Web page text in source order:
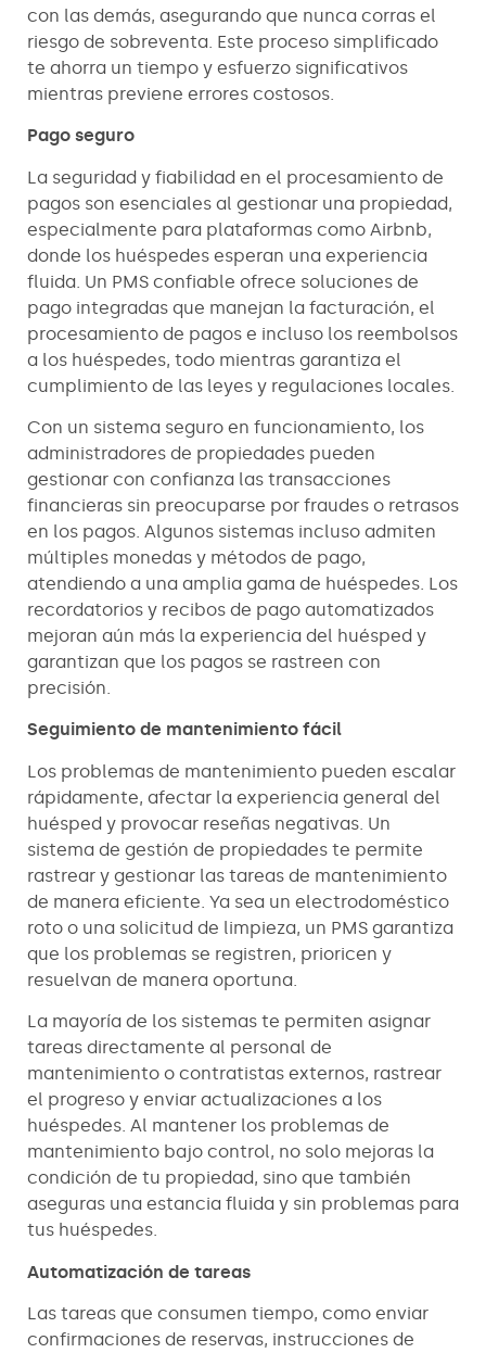
con las demás, asegurando que nunca corras el
riesgo de sobreventa. Este proceso simplificado
te ahorra un tiempo y esfuerzo significativos
mientras previene errores costosos.
Pago seguro
La seguridad y fiabilidad en el procesamiento de
pagos son esenciales al gestionar una propiedad,
especialmente para plataformas como Airbnb,
donde los huéspedes esperan una experiencia
fluida. Un PMS confiable ofrece soluciones de
pago integradas que manejan la facturación, el
procesamiento de pagos e incluso los reembolsos
a los huéspedes, todo mientras garantiza el
cumplimiento de las leyes y regulaciones locales.
Con un sistema seguro en funcionamiento, los
administradores de propiedades pueden
gestionar con confianza las transacciones
financieras sin preocuparse por fraudes o retrasos
en los pagos. Algunos sistemas incluso admiten
múltiples monedas y métodos de pago,
atendiendo a una amplia gama de huéspedes. Los
recordatorios y recibos de pago automatizados
mejoran aún más la experiencia del huésped y
garantizan que los pagos se rastreen con
precisión.
Seguimiento de mantenimiento fácil
Los problemas de mantenimiento pueden escalar
rápidamente, afectar la experiencia general del
huésped y provocar reseñas negativas. Un
sistema de gestión de propiedades te permite
rastrear y gestionar las tareas de mantenimiento
de manera eficiente. Ya sea un electrodoméstico
roto o una solicitud de limpieza, un PMS garantiza
que los problemas se registren, prioricen y
resuelvan de manera oportuna.
La mayoría de los sistemas te permiten asignar
tareas directamente al personal de
mantenimiento o contratistas externos, rastrear
el progreso y enviar actualizaciones a los
huéspedes. Al mantener los problemas de
mantenimiento bajo control, no solo mejoras la
condición de tu propiedad, sino que también
aseguras una estancia fluida y sin problemas para
tus huéspedes.
Automatización de tareas
Las tareas que consumen tiempo, como enviar
confirmaciones de reservas, instrucciones de